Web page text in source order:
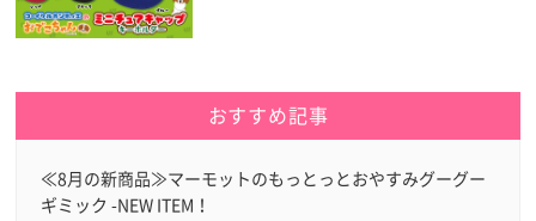
おすすめ記事
≪8月の新商品≫マーモットのもっとっとおやすみグーグー
ギミック -NEW ITEM！